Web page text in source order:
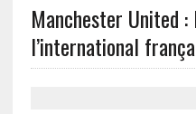
Manchester United
l’international